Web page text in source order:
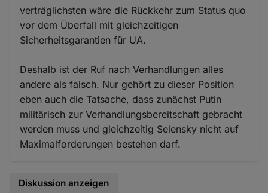
verträglichsten wäre die Rückkehr zum Status quo
vor dem Überfall mit gleichzeitigen
Sicherheitsgarantien für UA.
Deshalb ist der Ruf nach Verhandlungen alles
andere als falsch. Nur gehört zu dieser Position
eben auch die Tatsache, dass zunächst Putin
militärisch zur Verhandlungsbereitschaft gebracht
werden muss und gleichzeitig Selensky nicht auf
Maximalforderungen bestehen darf.
Diskussion anzeigen